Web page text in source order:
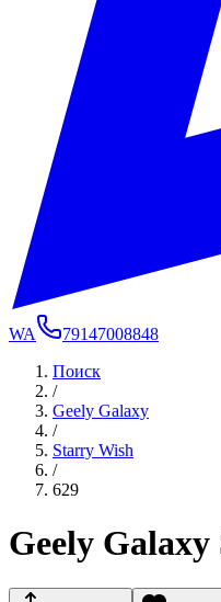
WA
79147008848
Поиск
/
Geely Galaxy
/
Starry Wish
/
629
Geely